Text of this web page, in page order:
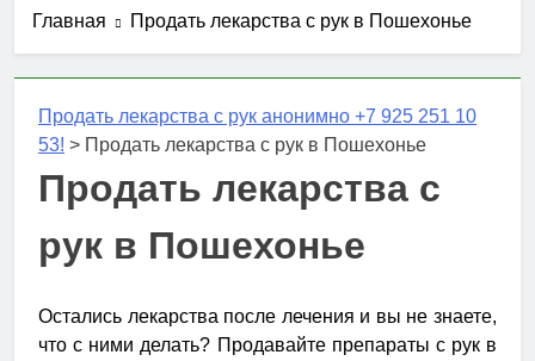
Главная Продать лекарства с рук в Пошехонье
Продать лекарства с рук анонимно +7 925 251 10
53! > Продать лекарства с рук в Пошехонье
Продать лекарства с
рук в Пошехонье
Остались лекарства после лечения и вы не знаете,
что с ними делать? Продавайте препараты с рук в